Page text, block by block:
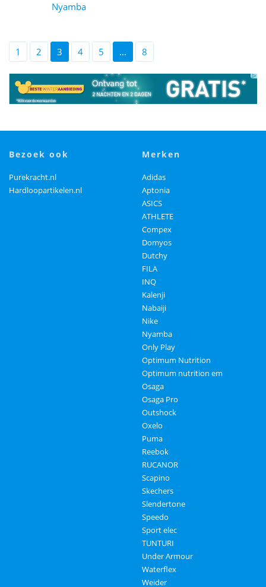
Nyamba
1 2 3 4 5 … 8
bezoek ook
Purekracht.nl
Hardloopartikelen.nl
merken
Adidas
Aptonia
ASICS
ATHLETE
Compex
Domyos
Dutchy
FILA
INQ
Kalenji
Nabaiji
Nike
Nyamba
Only Play
Optimum Nutrition
Optimum nutrition em
Osaga
Osaga Pro
Outshock
Oxelo
Puma
Reebok
RUCANOR
Scapino
Skechers
Slendertone
Speedo
Sport elec
TUNTURI
Under Armour
Waterflex
Weider